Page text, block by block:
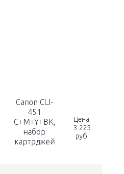
Canon CLI-
451
C+M+Y+BK,
набор
картрджей
Цена:
3 225
руб.